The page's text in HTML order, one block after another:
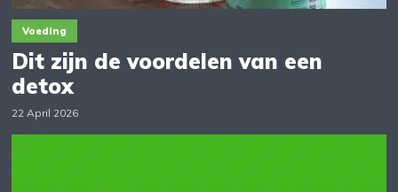
Voeding
Dit zijn de voordelen van een
detox
22 April 2026